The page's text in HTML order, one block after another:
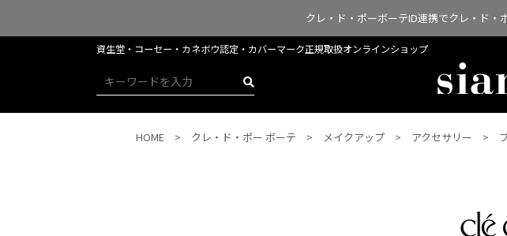
クレ・ド・ポーボーテID連携でクレ・ド
資生堂・コーセー・カネボウ認定・​​​​​​カバーマーク正規取扱オンラインショップ
HOME クレ・ド・ポー ボーテ メイクアップ アクセサリー